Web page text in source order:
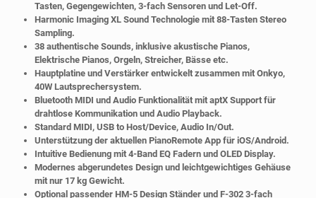
Tasten, Gegengewichten, 3-fach Sensoren und Let-Off.
Harmonic Imaging XL Sound Technologie mit 88-Tasten Stereo
Sampling.
38 authentische Sounds, inklusive akustische Pianos,
Elektrische Pianos, Orgeln, Streicher, Bässe etc.
Hauptplatine und Verstärker entwickelt zusammen mit Onkyo,
40W Lautsprechersystem.
Bluetooth MIDI und Audio Funktionalität mit aptX Support für
drahtlose Kommunikation und Audio Playback.
Standard MIDI, USB to Host/Device, Audio In/Out.
Unterstützung der aktuellen PianoRemote App für iOS/Android.
Intuitive Bedienung mit 4-Band EQ Fadern und OLED Display.
Modernes abgerundetes Design und leichtgewichtiges Gehäuse
mit nur 17 kg Gewicht.
Optional passender HM-5 Design Ständer und F-302 3-fach